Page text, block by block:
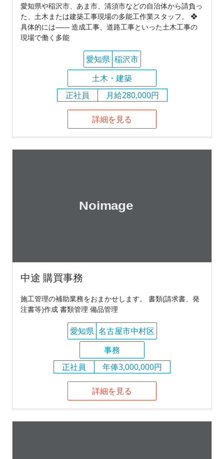
愛知県や稲沢市、あま市、清須市などの⾃治体から請負っ
た、⼟⽊または建築⼯事現場の多能工作業スタッフ。 ❖
具体的には―― 造成⼯事、道路⼯事といった⼟⽊⼯事の
現場で働く多能
愛知県 稲沢市
土木・建築
正社員
月給280,000円
詳細を見る
中途 購買事務
施工管理の補助業務をおまかせします。 書類(請求書、発
注書等)作成 書類管理 備品管理
愛知県 名古屋市中村区
事務
正社員
年俸3,000,000円
詳細を見る